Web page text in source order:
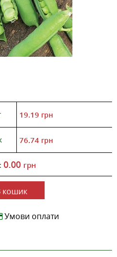
19.19 грн
76.74 грн
0.00 грн
кошик
Умови оплати